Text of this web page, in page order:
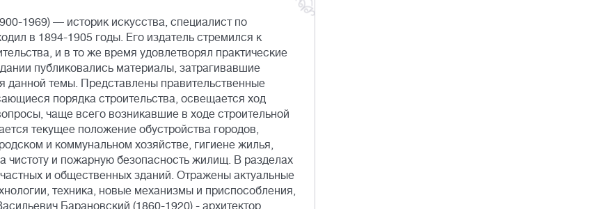
1969) — историк искусства, специалист по
в 1894-1905 годы. Его издатель стремился к
и в то же время удовлетворял практические
публиковались материалы, затрагивавшие
темы. Представлены правительственные
порядка строительства, освещается ход
чаще всего возникавшие в ходе строительной
текущее положение обустройства городов,
и коммунальном хозяйстве, гигиене жилья,
чистоту и пожарную безопасность жилищ. В разделах
и общественных зданий. Отражены актуальные
техника, новые механизмы и приспособления,
Барановский (1860-1920) - архитектор,